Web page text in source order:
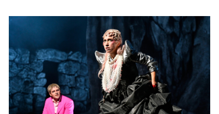
09.10.2026
19:00
Sat, 10.10.2026